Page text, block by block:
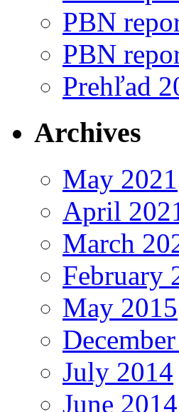
PBN
PBN
Prehľad
Archives
May 2021
April
March
February
May 2015
July 2014
June 2014